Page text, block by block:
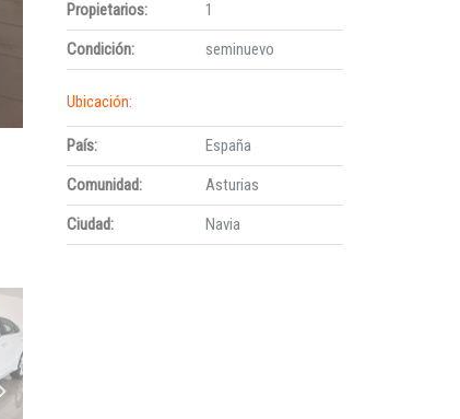
Propietarios:
1
Condición:
seminuevo
Ubicación:
País:
España
Comunidad:
Asturias
Ciudad:
Navia